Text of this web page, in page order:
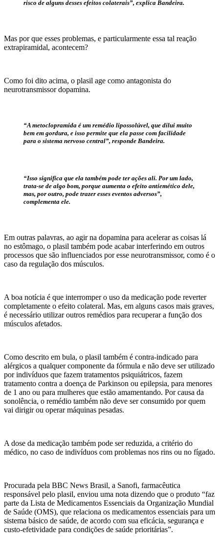
risco de alguns desses efeitos colaterais”, explica Bandeira.
Mas por que esses problemas, e particularmente essa tal reação
extrapiramidal, acontecem?
Como foi dito acima, o plasil age como antagonista do
neurotransmissor dopamina.
“A metoclopramida é um remédio lipossolúvel, que dilui muito
bem em gordura, e isso permite que ela passe com facilidade
para o sistema nervoso central”, responde Bandeira.
“Isso significa que ela também pode ter ações ali. Por um lado,
trata-se de algo bom, porque aumenta o efeito antiemético dele,
mas, por outro, pode trazer esses eventos adversos”,
complementa ele.
Em outras palavras, ao agir na dopamina para acelerar as coisas lá
no estômago, o plasil também pode acabar interferindo em outros
processos que são influenciados por esse neurotransmissor, como é o
caso da regulação dos músculos.
A boa notícia é que interromper o uso da medicação pode reverter
completamente o efeito colateral. Mas, em alguns casos mais graves,
é necessário utilizar outros remédios para recuperar a função dos
músculos afetados.
Como descrito em bula, o plasil também é contra-indicado para
alérgicos a qualquer componente da fórmula e não deve ser utilizado
por indivíduos que fazem tratamentos psiquiátricos, fazem
tratamento contra a doença de Parkinson ou epilepsia, para menores
de 1 ano ou para mulheres que estão amamentando. Por causa da
sonolência, o remédio também não deve ser consumido por quem
vai dirigir ou operar máquinas pesadas.
A dose da medicação também pode ser reduzida, a critério do
médico, no caso de indivíduos com problemas nos rins ou no fígado.
Procurada pela BBC News Brasil, a Sanofi, farmacêutica
responsável pelo plasil, enviou uma nota dizendo que o produto “faz
parte da Lista de Medicamentos Essenciais da Organização Mundial
de Saúde (OMS), que relaciona os medicamentos essenciais para um
sistema básico de saúde, de acordo com sua eficácia, segurança e
custo-efetividade para condições de saúde prioritárias”.